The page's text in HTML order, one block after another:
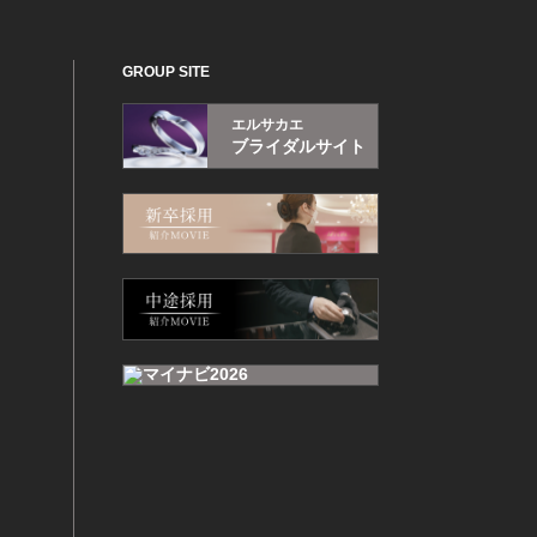
GROUP SITE
エルサカエ
ブライダルサイト